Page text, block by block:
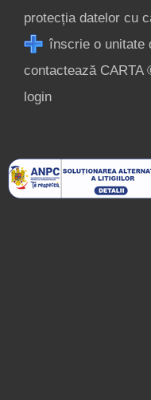
protecția datelor cu
înscrie o unitate
contactează CARTA
login